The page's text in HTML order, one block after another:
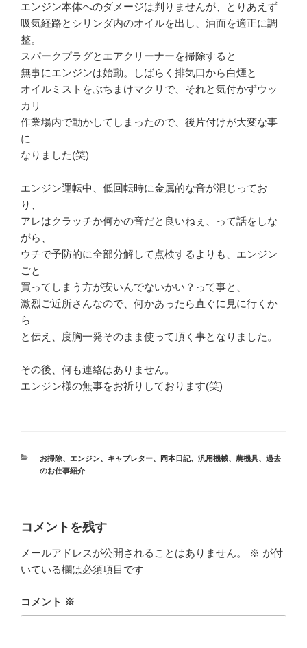
エンジン本体へのダメージは判りませんが、とりあえず
吸気経路とシリンダ内のオイルを出し、油面を適正に調
整。
スパークプラグとエアクリーナーを掃除すると
無事にエンジンは始動。しばらく排気口から白煙と
オイルミストをぶちまけマクリで、それと気付かずウッ
カリ
作業場内で動かしてしまったので、後片付けが大変な事
に
なりました(笑)
エンジン運転中、低回転時に金属的な音が混じってお
り、
アレはクラッチか何かの音だと良いねぇ、って話をしな
がら、
ウチで予防的に全部分解して点検するよりも、エンジン
ごと
買ってしまう方が安いんでないかい？って事と、
激烈ご近所さんなので、何かあったら直ぐに見に行くか
ら
と伝え、度胸一発そのまま使って頂く事となりました。
その後、何も連絡はありません。
エンジン様の無事をお祈りしております(笑)
カ
テ
お掃除、 エンジン、 キャブレター、 岡本日記、 汎用機械、 農機具、 過去
のお仕事紹介
コメントを残す
メールアドレスが公開されることはありません。 ※ が付
いている欄は必須項目です
コメント ※